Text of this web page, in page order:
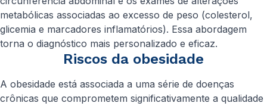
metabólicas associadas ao excesso de peso (colesterol,
glicemia e marcadores inflamatórios). Essa abordagem
torna o diagnóstico mais personalizado e eficaz.
Riscos da obesidade
A obesidade está associada a uma série de doenças
crônicas que comprometem significativamente a qualidade